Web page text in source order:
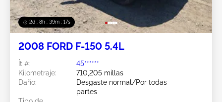
2d : 8h : 39m : 15s
2008 FORD F-150 5.4L
Ít #:
45******
Kilometraje:
710,205 millas
Daño:
Desgaste normal/Por todas
partes